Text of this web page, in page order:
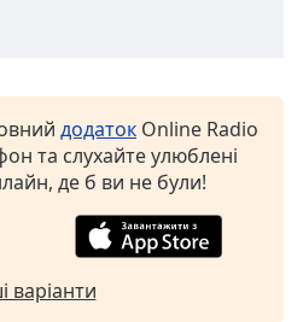
додаток Online Radio
та слухайте улюблені
де б ви не були!
варіанти